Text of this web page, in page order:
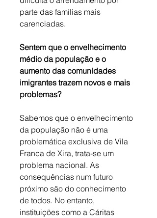
parte das famílias mais
carenciadas.
Sentem que o envelhecimento
médio da população e o
aumento das comunidades
imigrantes trazem novos e mais
problemas?
Sabemos que o envelhecimento
da população não é uma
problemática exclusiva de Vila
Franca de Xira, trata-se um
problema nacional. As
consequências num futuro
próximo são do conhecimento
de todos. No entanto,
instituições como a Cáritas